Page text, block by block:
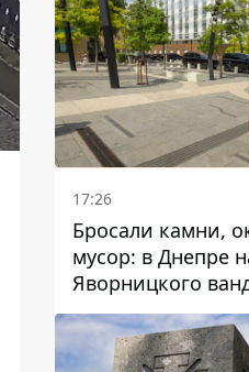
17:26
Бросали камни,
мусор: в Днепре
Яворницкого
повредили
фонтаны